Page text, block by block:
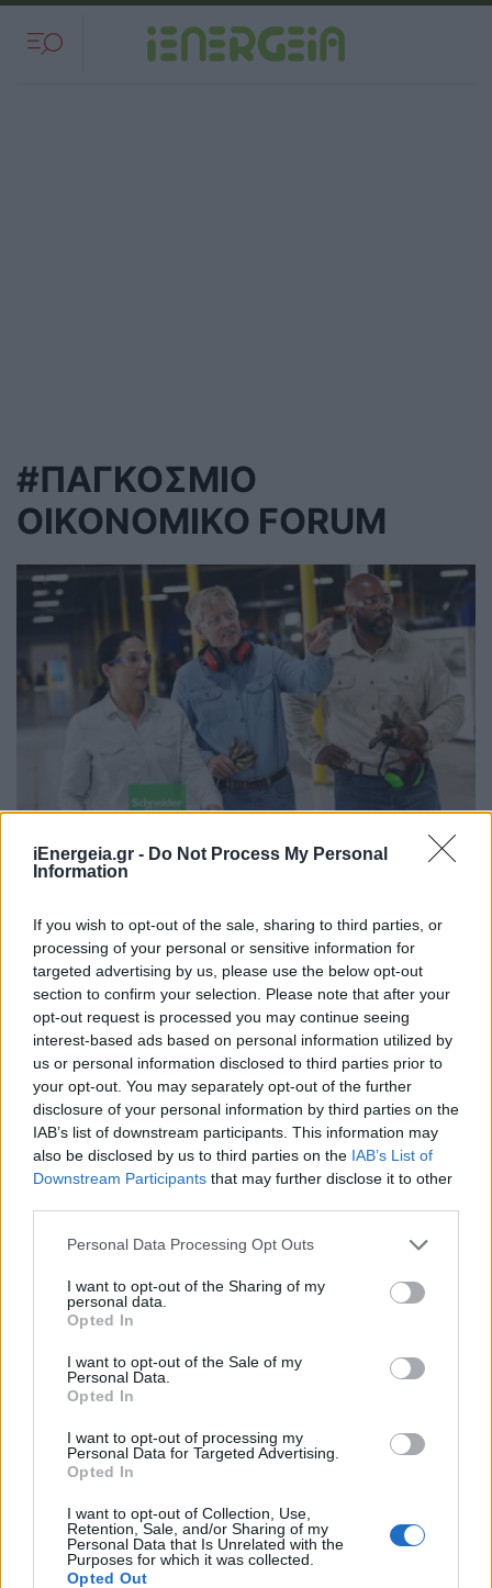
iEnergeia.gr - Do Not Process My Personal
Information
If you wish to opt-out of the sale, sharing to third parties, or
processing of your personal or sensitive information for
targeted advertising by us, please use the below opt-out
section to confirm your selection. Please note that after your
opt-out request is processed you may continue seeing
interest-based ads based on personal information utilized by
us or personal information disclosed to third parties prior to
your opt-out. You may separately opt-out of the further
disclosure of your personal information by third parties on the
IAB’s list of downstream participants. This information may
also be disclosed by us to third parties on the IAB’s List of
Downstream Participants that may further disclose it to other
Personal Data Processing Opt Outs
I want to opt-out of the Sharing of my
personal data.
Opted In
I want to opt-out of the Sale of my
Personal Data.
Opted In
I want to opt-out of processing my
Personal Data for Targeted Advertising.
Opted In
I want to opt-out of Collection, Use,
Retention, Sale, and/or Sharing of my
Personal Data that Is Unrelated with the
Purposes for which it was collected.
Opted Out
#ΠΑΓΚΟΣΜΙΟ
ΟΙΚΟΝΟΜΙΚΟ FORUM
Η Schneider Electric αναγνωρίζεται
ως «Φάρος για το Μέλλον της
Οικονομικό Φόρουμ
ΝΕΕΣ ΤΕΧΝΟΛΟΓΙΕΣ
11/06/2026 - 12:02
Συνεργασία της Schneider Electric με
το Παγκόσμιο Οικονομικό Φόρουμ
για την προώθηση open-source
βιομηχανικού προτύπου
14/05/2026 - 10:49